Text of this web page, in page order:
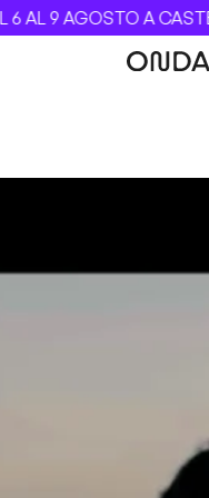
CASTELBUONO, LA